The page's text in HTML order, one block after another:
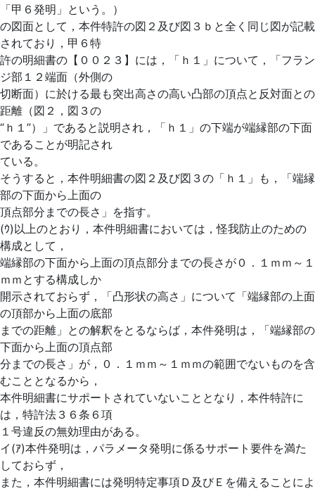
「甲６発明」という。）
の図面として，本件特許の図２及び図３ｂと全く同じ図が記載
されており，甲６特
許の明細書の【００２３】には，「ｈ１」について，「フラン
ジ部１２端面（外側の
切断面）に於ける最も突出高さの高い凸部の頂点と反対面との
距離（図２，図３の
“ｈ１”）」であると説明され，「ｈ１」の下端が端縁部の下面
であることが明記され
ている。
そうすると，本件明細書の図２及び図３の「ｈ１」も，「端縁
部の下面から上面の
頂点部分までの長さ」を指す。
(ｳ)以上のとおり，本件明細書においては，怪我防止のための
構成として，
端縁部の下面から上面の頂点部分までの長さが０．１ｍｍ～１
ｍｍとする構成しか
開示されておらず，「凸形状の高さ」について「端縁部の上面
の頂部から上面の底部
までの距離」との解釈をとるならば，本件発明は，「端縁部の
下面から上面の頂点部
分までの長さ」が，０．１ｍｍ～１ｍｍの範囲でないものを含
むこととなるから，
本件明細書にサポートされていないこととなり，本件特許に
は，特許法３６条６項
１号違反の無効理由がある。
イ(ｱ)本件発明は，パラメータ発明に係るサポート要件を満た
しておらず，
また，本件明細書には発明特定事項Ｄ及びＥを備えることによ